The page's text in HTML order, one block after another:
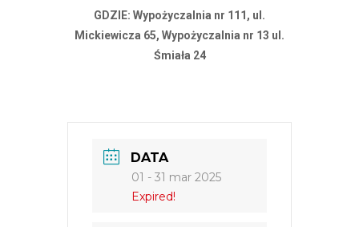
GDZIE: Wypożyczalnia nr 111, ul.
Mickiewicza 65, Wypożyczalnia nr 13 ul.
Śmiała 24
DATA
01 - 31 mar 2025
Expired!